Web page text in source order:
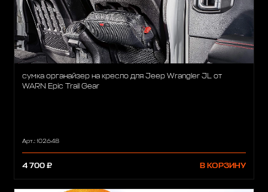
сумка органайзер на кресло для Jeep Wrangler JL от
WARN Epic Trail Gear
Арт.: 102648
4 700 ₽ В КОРЗИНУ